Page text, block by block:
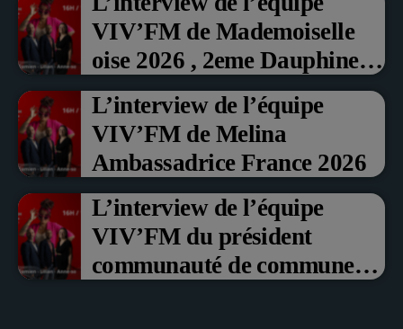
VIV’FM de Mademoiselle
oise 2026 , 2eme Dauphine et
Prix du Public , Marche aux
fruits rouge Noyon 2026
L’interview de l’équipe
VIV’FM de Melina
Ambassadrice France 2026
L’interview de l’équipe
VIV’FM du président
communauté de communes